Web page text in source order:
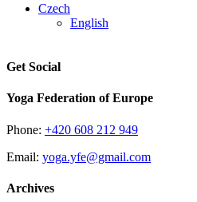
Czech
English
Get Social
Yoga Federation of Europe
Phone: +420 608 212 949
Email: yoga.yfe@gmail.com
Archives